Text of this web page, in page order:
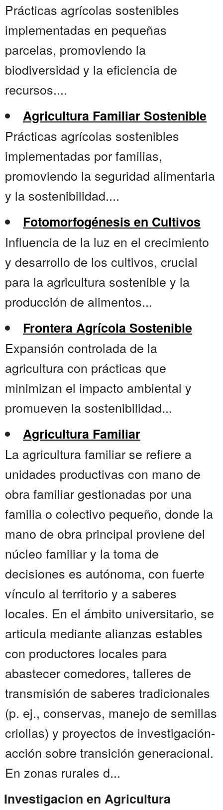
Prácticas agrícolas sostenibles
implementadas en pequeñas
parcelas, promoviendo la
biodiversidad y la eficiencia de
recursos....
Agricultura Familiar Sostenible
Prácticas agrícolas sostenibles
implementadas por familias,
promoviendo la seguridad alimentaria
y la sostenibilidad....
Fotomorfogénesis en Cultivos
Influencia de la luz en el crecimiento
y desarrollo de los cultivos, crucial
para la agricultura sostenible y la
producción de alimentos...
Frontera Agrícola Sostenible
Expansión controlada de la
agricultura con prácticas que
minimizan el impacto ambiental y
promueven la sostenibilidad...
Agricultura Familiar
La agricultura familiar se refiere a
unidades productivas con mano de
obra familiar gestionadas por una
familia o colectivo pequeño, donde la
mano de obra principal proviene del
núcleo familiar y la toma de
decisiones es autónoma, con fuerte
vínculo al territorio y a saberes
locales. En el ámbito universitario, se
articula mediante alianzas estables
con productores locales para
abastecer comedores, talleres de
transmisión de saberes tradicionales
(p. ej., conservas, manejo de semillas
criollas) y proyectos de investigación-
acción sobre transición generacional.
En zonas rurales d...
Investigacion en Agricultura